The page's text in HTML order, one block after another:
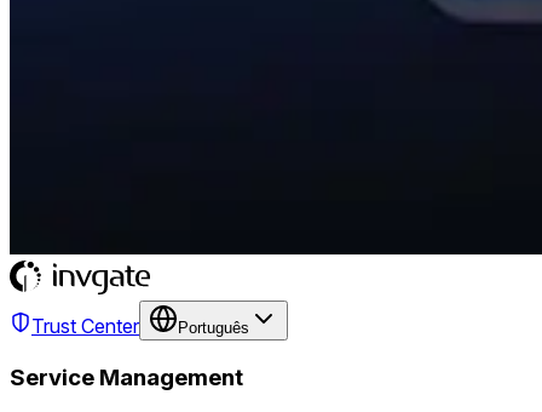
Trust Center Português
Service Management